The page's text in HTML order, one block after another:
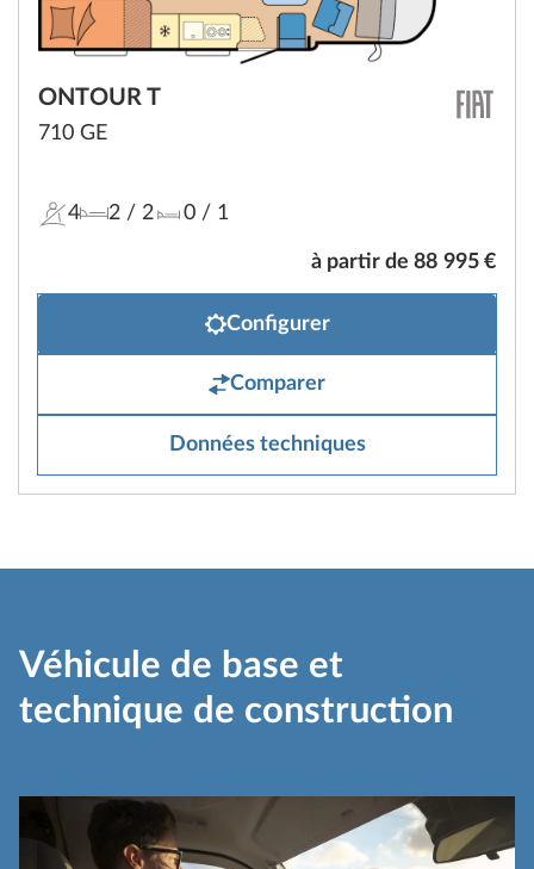
ONTOUR T
710 GE
4 2 / 2 0/ 1
à partir de 88 995 €
Configurer
Comparer
Données techniques
Véhicule de base et
technique de construction